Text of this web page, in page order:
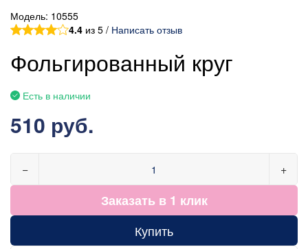
Модель: 10555
4.4 из 5 / Написать отзыв
Фольгированный круг
Есть в наличии
510 руб.
− +
Заказать в 1 клик
Купить